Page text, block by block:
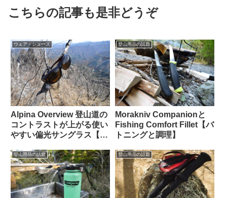
こちらの記事も是非どうぞ
ウェア・シューズ
Alpina Overview 登山道の
コントラストが上がる使い
やすい偏光サングラス【晴
登山用品の話題
Morakniv Companionと
Fishing Comfort Fillet【バ
トニングと調理】
登山用品の話題 登山用品の話題